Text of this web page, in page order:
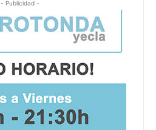
- Publicidad -